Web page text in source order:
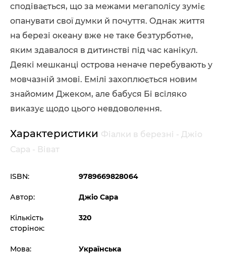
сподівається, що за межами мегаполісу зуміє
опанувати свої думки й почуття. Однак життя
на березі океану вже не таке безтурботне,
яким здавалося в дитинстві під час канікул.
Деякі мешканці острова неначе перебувають у
мовчазній змові. Емілі захоплюється новим
знайомим Джеком, але бабуся Бі всіляко
виказує щодо цього невдоволення.
Характеристики Фіалки в березні - Джіо
Сара - Віват
ISBN: 9789669828064
Автор: Джіо Сара
Кількість
сторінок:
320
Мова: Українська